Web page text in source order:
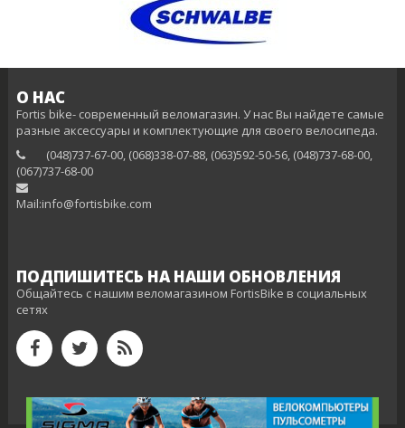
О НАС
Fortis bike- современный веломагазин. У нас Вы найдете самые
разные аксессуары и комплектующие для своего велосипеда.
(048)737-67-00, (068)338-07-88, (063)592-50-56, (048)737-68-00,
(‎067)737-68-00
Mail:info@fortisbike.com
ПОДПИШИТЕСЬ НА НАШИ ОБНОВЛЕНИЯ
Общайтесь с нашим веломагазином FortisBike в социальных
сетях